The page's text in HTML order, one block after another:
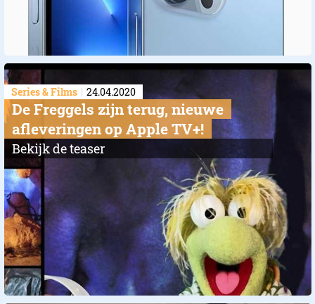
Series & Films 24.04.2020
De Freggels zijn terug, nieuwe
afleveringen op Apple TV+!
Bekijk de teaser